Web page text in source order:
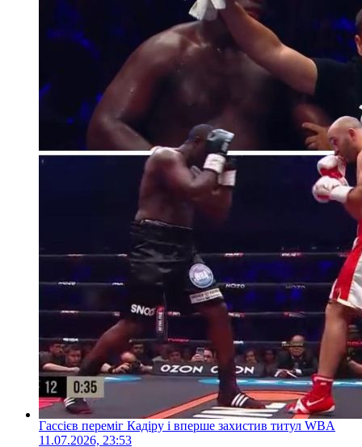
Гассієв переміг Кадіру і вперше захистив титул WBA
11.07.2026, 23:53